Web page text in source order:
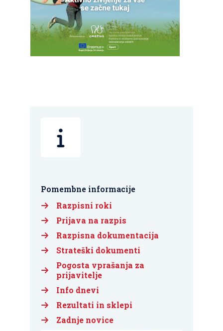
Pomembne informacije
Razpisni roki
Prijava na razpis
Razpisna dokumentacija
Strateški dokumenti
Pogosta vprašanja za
prijavitelje
Info dnevi
Rezultati in sklepi
Zadnje novice